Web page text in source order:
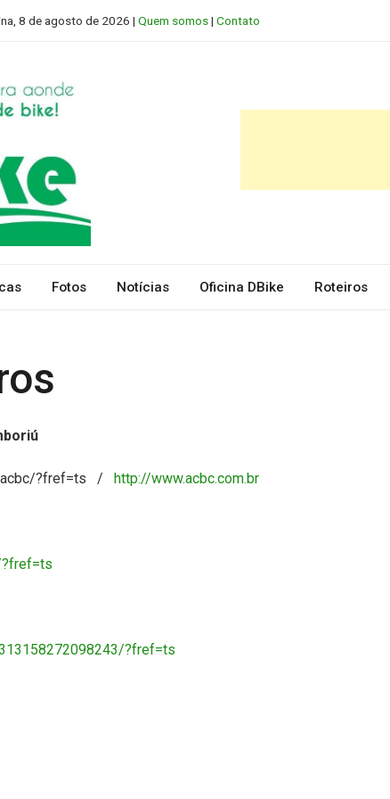
8 de agosto de 2026 | Quem somos| Contato
Fotos Notícias Oficina DBike Roteiros
?fref=ts / http://www.acbc.com.br
?fref=ts